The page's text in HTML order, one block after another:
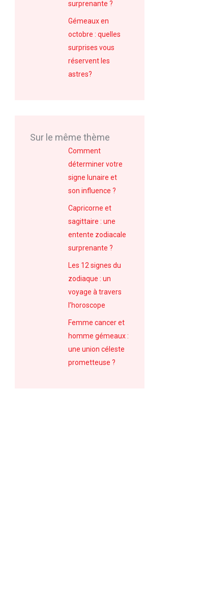
surprenante ?
Gémeaux en
octobre : quelles
surprises vous
réservent les
astres?
Sur le même thème
Comment
déterminer votre
signe lunaire et
son influence ?
Capricorne et
sagittaire : une
entente zodiacale
surprenante ?
Les 12 signes du
zodiaque : un
voyage à travers
l’horoscope
Femme cancer et
homme gémeaux :
une union céleste
prometteuse ?